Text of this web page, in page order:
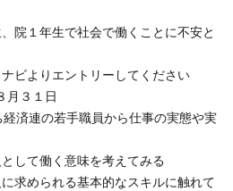
年生で社会で働くことに不安と
ビよりエントリーしてください
３１日
の若手職員から仕事の実態や実
意味を考えてみる
る基本的なスキルに触れて